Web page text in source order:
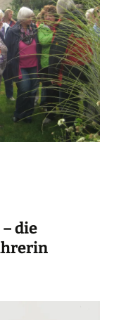
die